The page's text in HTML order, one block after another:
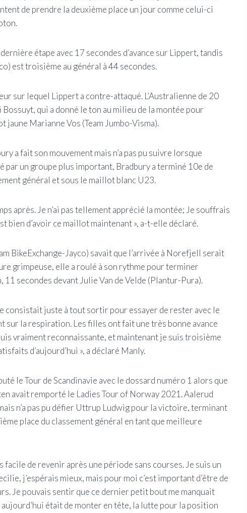
de prendre la deuxième place un jour comme celui-ci
étape avec 17 secondes d’avance sur Lippert, tandis
est troisième au général à 44 secondes.
sur lequel Lippert a contre-attaqué. L’Australienne de 20
qui a donné le ton au milieu de la montée pour
Marianne Vos (Team Jumbo-Visma).
a fait son mouvement mais n’a pas pu suivre lorsque
un groupe plus important, Bradbury a terminé 10e de
général et sous le maillot blanc U23.
après. Je n’ai pas tellement apprécié la montée; Je souffrais
bien d’avoir ce maillot maintenant », a-t-elle déclaré.
BikeExchange-Jayco) savait que l’arrivée à Norefjell serait
grimpeuse, elle a roulé à son rythme pour terminer
secondes devant Julie Van de Velde (Plantur-Pura).
consistait juste à tout sortir pour essayer de rester avec le
sur la respiration. Les filles ont fait une très bonne avance
vraiment reconnaissante, et maintenant je suis troisième
d’aujourd’hui », a déclaré Manly.
le Tour de Scandinavie avec le dossard numéro 1 alors que
avait remporté le Ladies Tour of Norway 2021. Aalerud
n’a pas pu défier Uttrup Ludwig pour la victoire, terminant
place du classement général en tant que meilleure
facile de revenir après une période sans courses. Je suis un
j’espérais mieux, mais pour moi c’est important d’être de
Je pouvais sentir que ce dernier petit bout me manquait
était de monter en tête, la lutte pour la position